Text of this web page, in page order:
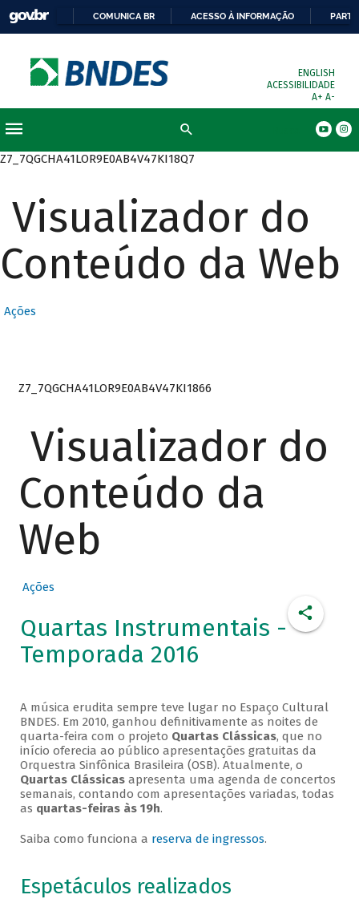
COMUNICA BR ACESSO À INFORMAÇÃO
ENGLISH
ACESSIBILIDADE
A+ A-
Z7_7QGCHA41LOR9E0AB4V47KI18Q7
Visualizador do
Conteúdo da Web
Ações
Z7_7QGCHA41LOR9E0AB4V47KI1866
Visualizador do
Conteúdo da
Web
Ações
Quartas Instrumentais -
Temporada 2016
A música erudita sempre teve lugar no Espaço Cultural
BNDES. Em 2010, ganhou definitivamente as noites de
quarta-feira com o projeto Quartas Clássicas, que no
início oferecia ao público apresentações gratuitas da
Orquestra Sinfônica Brasileira (OSB). Atualmente, o
Quartas Clássicasapresenta uma agenda de concertos
semanais, contando com apresentações variadas, todas
as quartas-feiras às 19h.
Saiba como funciona a reserva de ingressos.
Espetáculos realizados